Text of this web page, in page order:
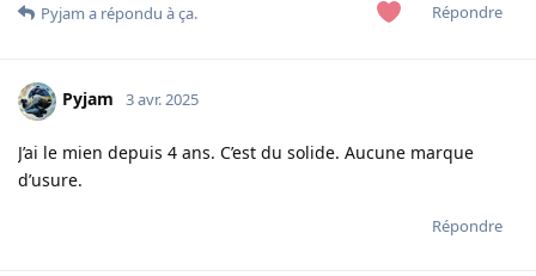
Répondre
Pyjam a répondu à ça.
Pyjam 3 avr. 2025
J’ai le mien depuis 4 ans. C’est du solide. Aucune marque
d’usure.
Répondre